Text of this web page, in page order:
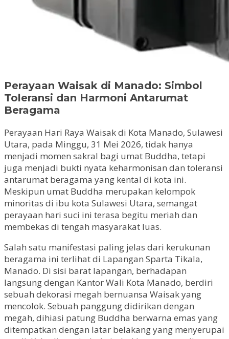
Perayaan Waisak di Manado: Simbol
Toleransi dan Harmoni Antarumat
Beragama
Perayaan Hari Raya Waisak di Kota Manado, Sulawesi
Utara, pada Minggu, 31 Mei 2026, tidak hanya
menjadi momen sakral bagi umat Buddha, tetapi
juga menjadi bukti nyata keharmonisan dan toleransi
antarumat beragama yang kental di kota ini.
Meskipun umat Buddha merupakan kelompok
minoritas di ibu kota Sulawesi Utara, semangat
perayaan hari suci ini terasa begitu meriah dan
membekas di tengah masyarakat luas.
Salah satu manifestasi paling jelas dari kerukunan
beragama ini terlihat di Lapangan Sparta Tikala,
Manado. Di sisi barat lapangan, berhadapan
langsung dengan Kantor Wali Kota Manado, berdiri
sebuah dekorasi megah bernuansa Waisak yang
mencolok. Sebuah panggung didirikan dengan
megah, dihiasi patung Buddha berwarna emas yang
ditempatkan dengan latar belakang yang menyerupai